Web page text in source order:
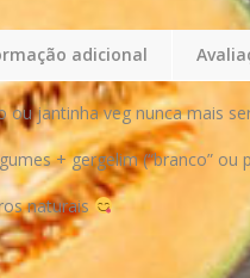
adicional
ou jantinha veg nunca mais
+ gergelim (“branco”
naturais